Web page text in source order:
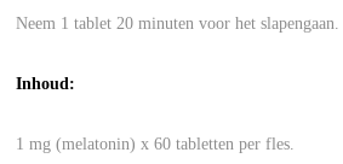
Neem 1 tablet 20 minuten voor het slapengaan.
Inhoud:
1 mg (melatonin) x 60 tabletten per fles.